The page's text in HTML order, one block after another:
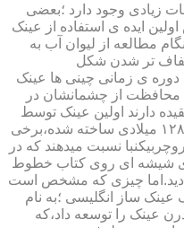
زیادی وجود دارد ؛بعضی
ایده ی استفاده از عینک
مطالعه از لیوان آب به
شفاف تر شدن شکل
ی زمانی چینی ها عینک
محافظت از چشمانشان در
دارند اولین عینک توسط
سالوینو دارماتی اهل ایتالیا در سال ۱۲۸۴ میلادی ساخته شده،برخی
نسبت میدهند که در
یک گوی شیشه ای روی کتاب خطوط
دید.اما چیزی که مشخص است
۱۷۲۷ میلادی یک عینک ساز انگلیسی ؛به نام
عینک را توسعه داد،که